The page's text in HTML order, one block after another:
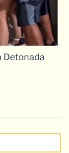
Detonada